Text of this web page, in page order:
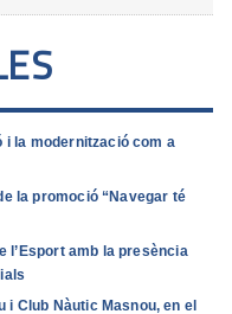
i la modernització com a
la promoció “Navegar té
l’Esport amb la presència
i Club Nàutic Masnou, en el